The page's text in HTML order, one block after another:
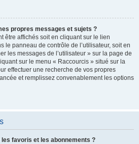
propres messages et sujets ?
être affichés soit en cliquant sur le lien
le panneau de contrôle de l’utilisateur, soit en
les messages de l’utilisateur » sur la page de
sur le menu « Raccourcis » situé sur la
effectuer une recherche de vos propres
et remplissez convenablement les options
favoris et les abonnements ?